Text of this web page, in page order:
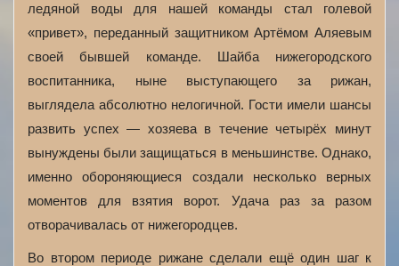
ледяной воды для нашей команды стал голевой
«привет», переданный защитником Артёмом Аляевым
своей бывшей команде. Шайба нижегородского
воспитанника, ныне выступающего за рижан,
выглядела абсолютно нелогичной. Гости имели шансы
развить успех — хозяева в течение четырёх минут
вынуждены были защищаться в меньшинстве. Однако,
именно обороняющиеся создали несколько верных
моментов для взятия ворот. Удача раз за разом
отворачивалась от нижегородцев.
Во втором периоде рижане сделали ещё один шаг к